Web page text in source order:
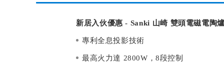
新居入伙優惠 - Sanki 山崎 雙頭電磁電陶
專利全息投影技術
最高火力達 2800W，8段控制